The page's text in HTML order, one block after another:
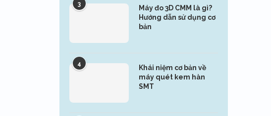
3
Máy đo 3D CMM là gì?
Hướng dẫn sử dụng cơ
bản
4
Khái niệm cơ bản về
máy quét kem hàn
SMT